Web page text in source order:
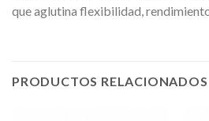
que aglutina flexibilidad,
PRODUCTOS RELACIONADOS